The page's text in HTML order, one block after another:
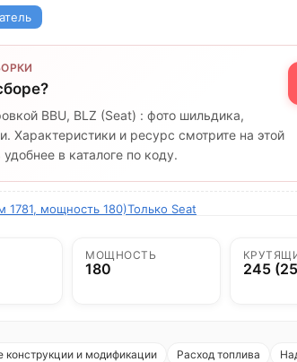
BBU, BLZ (Seat) : фото шильдика,
Характеристики и ресурс смотрите на этой
в каталоге по коду.
1781, мощность 180)Только Seat
МОЩНОСТЬ
180 245
конструкции и модификации Расход топлива